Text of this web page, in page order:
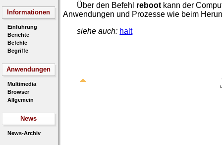
Informationen
Einführung
Berichte
Befehle
Begriffe
Anwendungen
Multimedia
Browser
Allgemein
News
News-Archiv
Über den Befehl reboot kann der
Anwendungen und Prozesse wie beim
siehe auch: halt